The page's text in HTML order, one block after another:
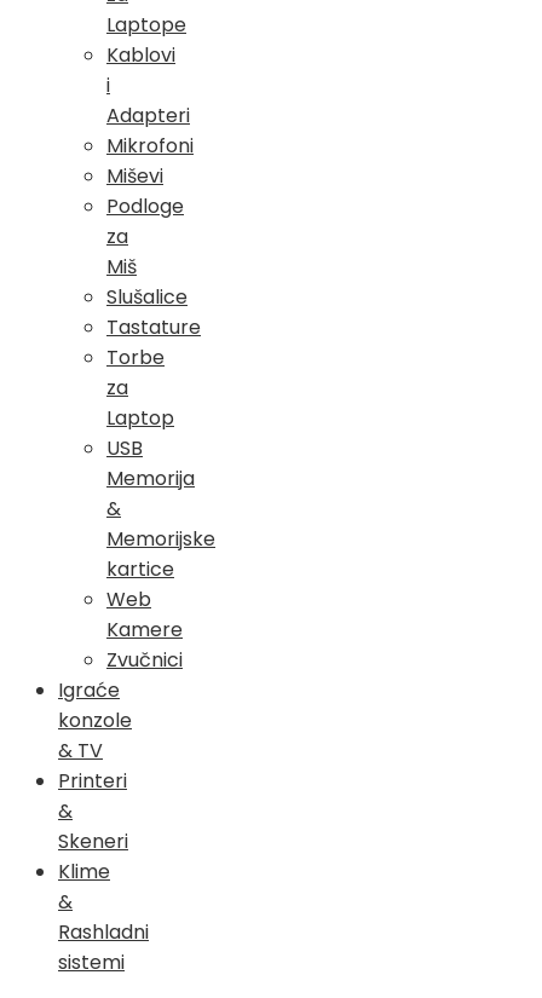
Laptope
Kablovi
i
Adapteri
Mikrofoni
Miševi
Podloge
za
Miš
Slušalice
Tastature
Torbe
za
Laptop
USB
Memorija
&
Memorijske
kartice
Web
Kamere
Zvučnici
Igraće
konzole
& TV
Printeri
&
Skeneri
Klime
&
Rashladni
sistemi